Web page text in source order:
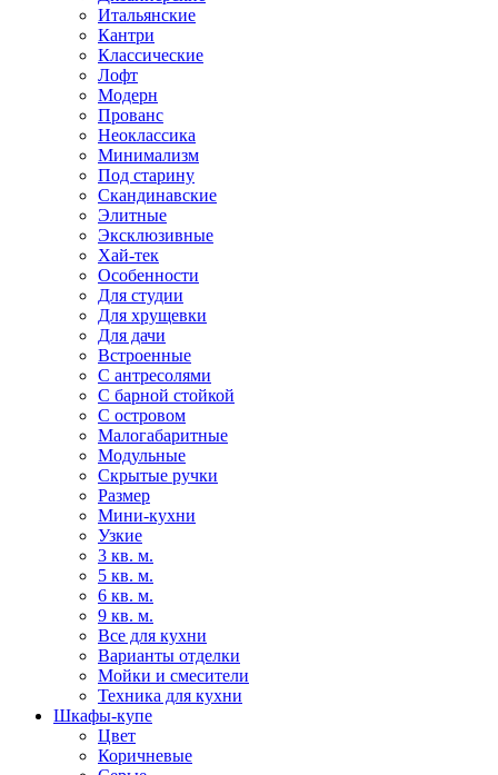
Итальянские
Кантри
Классические
Лофт
Модерн
Прованс
Неоклассика
Минимализм
Под старину
Скандинавские
Элитные
Эксклюзивные
Хай-тек
Особенности
Для студии
Для хрущевки
Для дачи
Встроенные
С антресолями
С барной стойкой
С островом
Малогабаритные
Модульные
Скрытые ручки
Размер
Мини-кухни
Узкие
3 кв. м.
5 кв. м.
6 кв. м.
9 кв. м.
Все для кухни
Варианты отделки
Мойки и смесители
Техника для кухни
Шкафы-купе
Цвет
Коричневые